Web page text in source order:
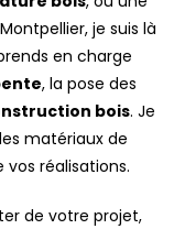
je suis là
en charge
, la pose des
bois. Je
matériaux de
réalisations.
de votre projet,